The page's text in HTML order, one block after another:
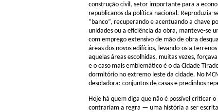
construção civil, setor importante para a
republicanos da política nacional. Reproduzia-
“banco”, recuperando e acentuando a chave
unidades ou a eficiência da obra, manteve-se
com emprego extensivo de mão de obra
áreas dos novos edifícios, levando-os a
aquelas áreas escolhidas, muitas vezes,
e o caso mais emblemático é o da Cidade
dormitório no extremo leste da cidade. No
desoladora: conjuntos de casas e predinhos
Hoje há quem diga que não é possível criticar
contrariam a regra — uma história a ser